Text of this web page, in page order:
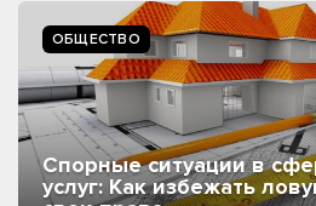
ОБЩЕСТВО
Спорные ситуации в
услуг: Как избежать